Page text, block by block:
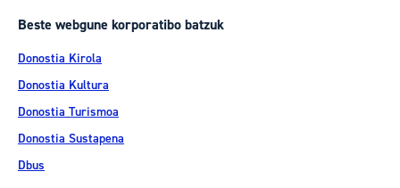
Beste webgune korporatibo batzuk
Donostia Kirola
Donostia Kultura
Donostia Turismoa
Donostia Sustapena
Dbus